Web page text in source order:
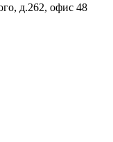
д.262, офис 48